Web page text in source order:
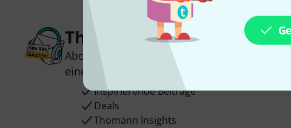
Thomann Newsletter
Abonniere den Thomann Newsletter und
einen von
50 Gutscheinen
Inspirierende Beiträge
Deals
Thomann Insights